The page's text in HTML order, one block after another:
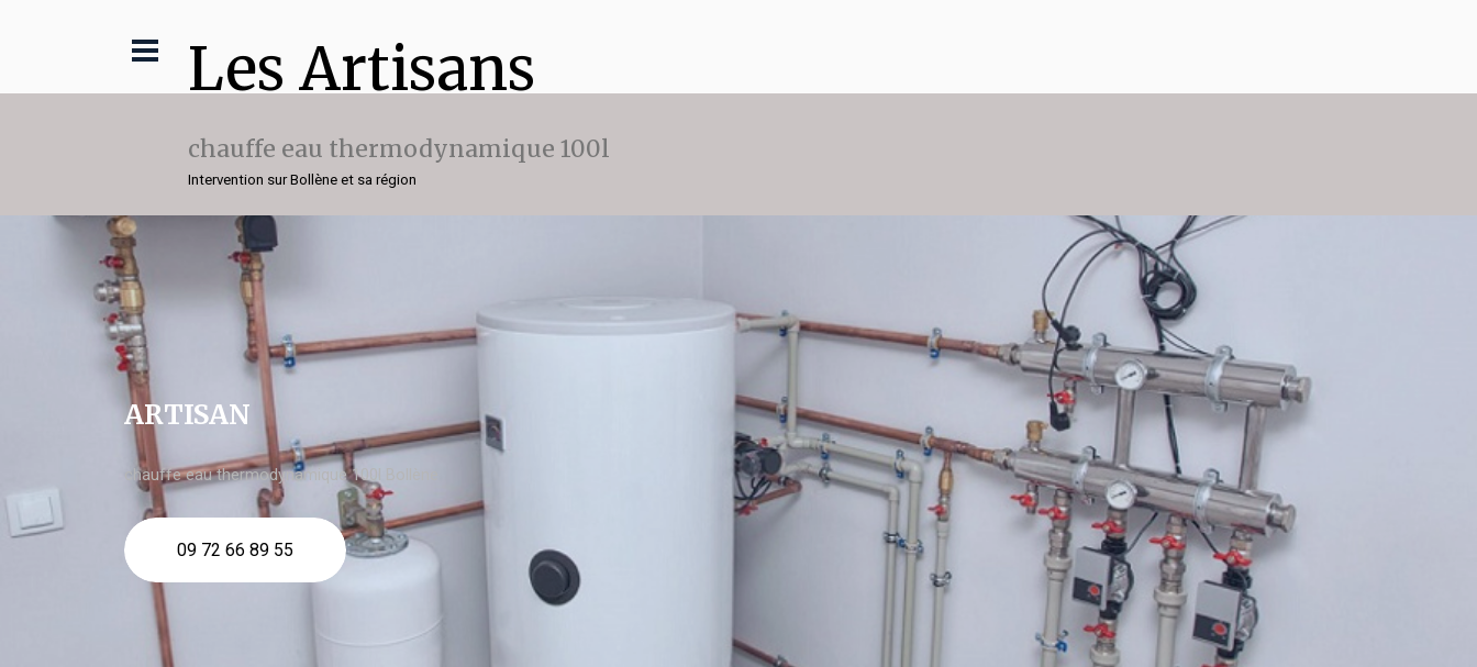
Les Artisans
chauffe eau thermodynamique 100l
Intervention sur Bollène et sa région
ARTISAN
chauffe eau thermodynamique 100l Bollène
09 72 66 89 55